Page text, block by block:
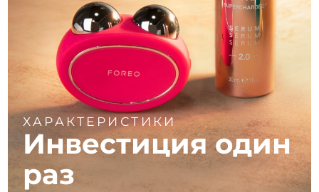
ХАРАКТЕРИСТИКИ
Инвестиция один
раз